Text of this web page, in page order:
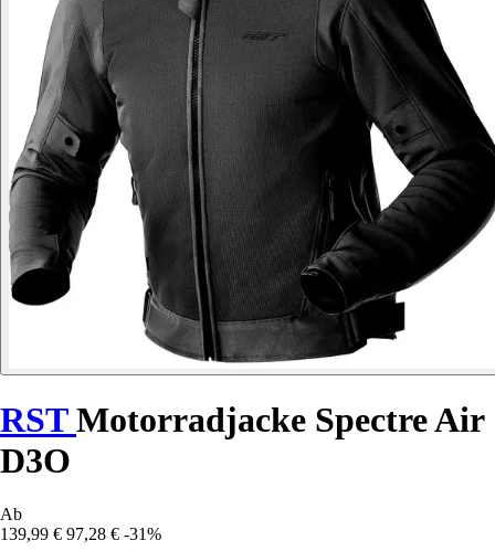
RSTMotorradjacke Spectre Air
D3O
Ab
139,99 € 97,28 € -31%